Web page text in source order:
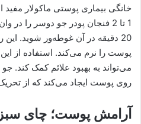
خانگی بیماری پوستی ماکولار
20 دقیقه در آن غوطه‌ور شوید.
می‌تواند به بهبود علائم کمک کند.
روی پوست ایجاد می‌کند که از
آرامش پوست؛ چای